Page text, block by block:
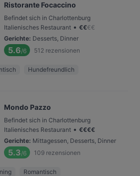
Ristorante Focaccino
Befindet sich in Charlottenburg
Italienisches Restaurant • €€€€
Gerichte: Desserts, Dinner
5.6/6 512 rezensionen
Hundefreundlich
Mondo Pazzo
Befindet sich in Charlottenburg
Italienisches Restaurant • €€€€
Gerichte: Mittagessen, Desserts, Dinner
5.3/6 109 rezensionen
Romantisch